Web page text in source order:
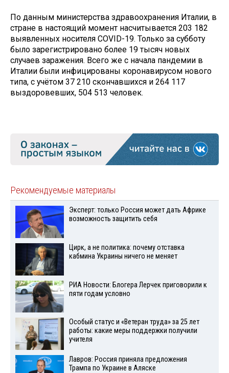
По данным министерства здравоохранения Италии, в
стране в настоящий момент насчитывается 203 182
выявленных носителя COVID-19. Только за субботу
было зарегистрировано более 19 тысяч новых
случаев заражения. Всего же с начала пандемии в
Италии были инфицированы коронавирусом нового
типа, с учётом 37 210 скончавшихся и 264 117
выздоровевших, 504 513 человек.
Рекомендуемые материалы
Эксперт: только Россия может дать Африке
возможность защитить себя
Цирк, а не политика: почему отставка
кабмина Украины ничего не меняет
РИА Новости: Блогера Лерчек приговорили к
пяти годам условно
Особый статус и «Ветеран труда» за 25 лет
работы: какие меры поддержки получили
учителя
Лавров: Россия приняла предложения
Трампа по Украине в Аляске